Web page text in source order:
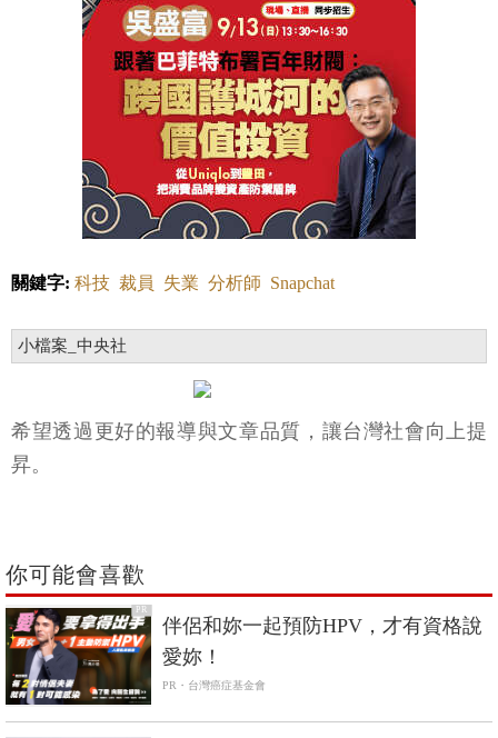
關鍵字: 科技 裁員 失業 分析師 Snapchat
小檔案_中央社
希望透過更好的報導與文章品質，讓台灣社會向上提
昇。
你可能會喜歡
PR
伴侶和妳一起預防HPV，才有資格說
愛妳！
PR・台灣癌症基金會